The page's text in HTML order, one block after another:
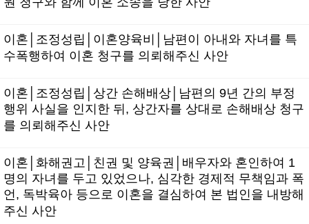
이혼│조정성립│이혼양육비│남편이 아내와 자녀를 특
수폭행하여 이혼 청구를 의뢰해주신 사안
이혼│조정성립│상간 손해배상│남편의 9년 간의 부정
행위 사실을 인지한 뒤, 상간자를 상대로 손해배상 청구
를 의뢰해주신 사안
이혼│화해권고│친권 및 양육권│배우자와 혼인하여 1
명의 자녀를 두고 있었으나, 심각한 경제적 무책임과 폭
언, 독박육아 등으로 이혼을 결심하여 본 법인을 내방해
주신 사안